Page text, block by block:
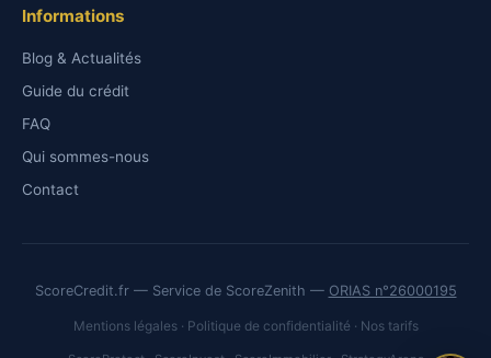
Informations
Blog & Actualités
Guide du crédit
FAQ
Qui sommes-nous
Contact
ScoreCredit.fr — Service de ScoreZenith — ORIAS n°26000195
Mentions légales· Politique de confidentialité · Nos tarifs